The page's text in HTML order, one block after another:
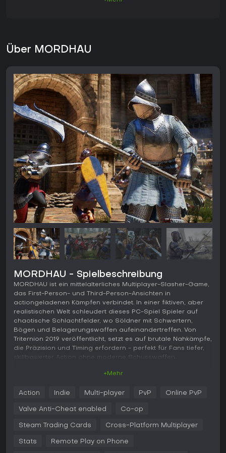
Über MORDHAU
MORDHAU - Spielbeschreibung
MORDHAU ist ein mittelalterliches Multiplayer-Slasher-Game,
das First-Person- und Third-Person-Ansichten in
actiongeladenen Kämpfen verbindet. In einer fiktiven, aber
realistischen Welt schleudert dieses PC-Spiel Spieler auf
chaotische Schlachtfelder, wo Söldner mit Schwertern,
Bögen und Belagerungswaffen aufeinandertreffen. Von
Triternion 2019 veröffentlicht, setzt es auf brutale Nahkämpfe,
die Präzision und Timing erfordern - perfekt für Fans tiefer,
skillbasierter Action ohne moderne Schusswaffen.
bei dem Spieler volle Kontrolle über Bewegungen und
Angriffe ihres Charakters haben. Wechselt nach Belieben
einem Großschwert in engen Räumen fuchtelt oder Pfeile
mit flotter Spielbarkeit: Jeder Hieb hat Gewicht, Treffer zählen
+Mehr
Action Indie Multi-player PvP Online PvP
Valve Anti-Cheat enabled Co-op
Steam Trading Cards Cross-Platform Multiplayer
Stats Remote Play on Phone